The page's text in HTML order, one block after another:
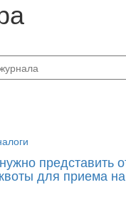
представить
для приема